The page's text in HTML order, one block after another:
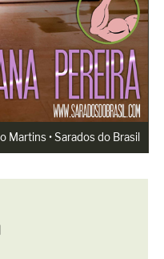
Martins • Sarados do Brasil